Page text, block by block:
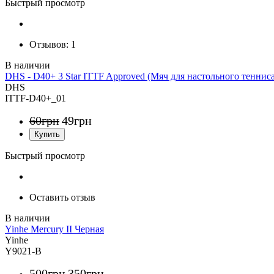
Быстрый просмотр
Отзывов: 1
DHS - D40+ 3 Star ITTF Approved (Мяч для настольного
DHS
ITTF-D40+_01
60грн49грн
Быстрый просмотр
Оставить отзыв
Yinhe Mercury II Черная
Yinhe
Y9021-B